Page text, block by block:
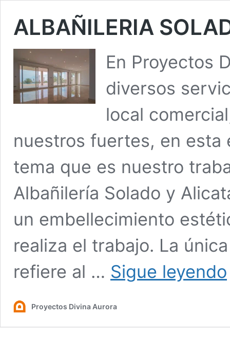
ALBAÑILERIA
En Proyectos
diversos
local
nuestros fuertes, en esta
tema que es nuestro
Albañilería Solado y
un embellecimiento
realiza el trabajo. La
refiere al … Sigue leyendo
Proyectos Divina Aurora